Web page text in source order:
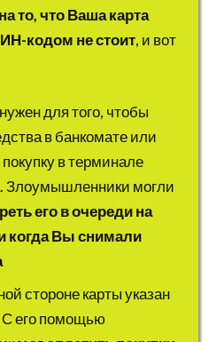
то, что Ваша карта
кодом не стоит, и вот
для того, чтобы
в банкомате или
в терминале
Злоумышленники могли
его в очереди на
когда Вы снимали
стороне карты указан
С его помощью